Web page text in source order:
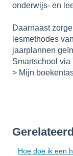
onderwijs- en
Daarnaast
lesmethodes
jaarplannen
Smartschool
> Mijn
Hoe doe ik een